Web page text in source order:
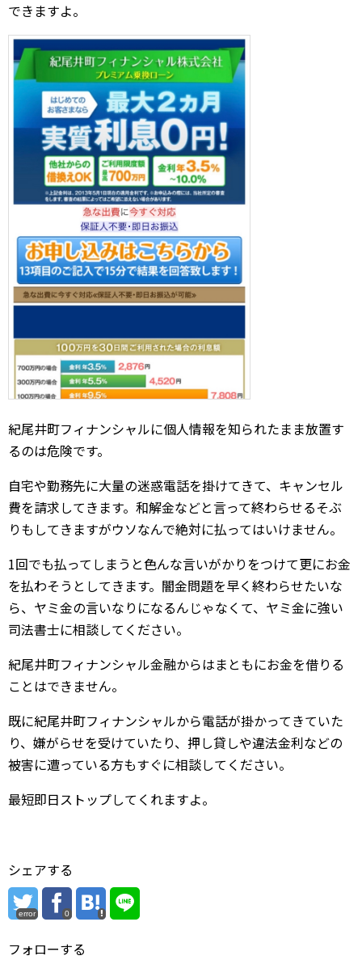
できますよ。
紀尾井町フィナンシャルに個人情報を知られたまま放置す
るのは危険です。
自宅や勤務先に大量の迷惑電話を掛けてきて、キャンセル
費を請求してきます。和解金などと言って終わらせるそぶ
りもしてきますがウソなんで絶対に払ってはいけません。
1回でも払ってしまうと色んな言いがかりをつけて更にお金
を払わそうとしてきます。闇金問題を早く終わらせたいな
ら、ヤミ金の言いなりになるんじゃなくて、ヤミ金に強い
司法書士に相談してください。
紀尾井町フィナンシャル金融からはまともにお金を借りる
ことはできません。
既に紀尾井町フィナンシャルから電話が掛かってきていた
り、嫌がらせを受けていたり、押し貸しや違法金利などの
被害に遭っている方もすぐに相談してください。
最短即日ストップしてくれますよ。
シェアする
error 0
フォローする